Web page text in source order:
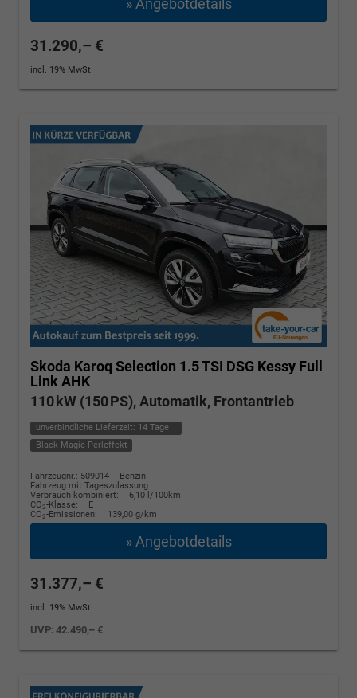
» Angebotdetails
31.290,– €
incl. 19% MwSt.
Skoda Karoq Selection 1.5 TSI DSG Kessy Full
Link AHK
110 kW (150 PS), Automatik, Frontantrieb
unverbindliche Lieferzeit: 14 Tage
Black-Magic Perleffekt
Fahrzeugnr.: 509014
Benzin
Fahrzeug mit Tageszulassung
Verbrauch kombiniert:
6,10 l/100km
CO2-Klasse:
E
CO2-Emissionen: 139,00 g/km
» Angebotdetails
31.377,– €
incl. 19% MwSt.
UVP:42.490,– €